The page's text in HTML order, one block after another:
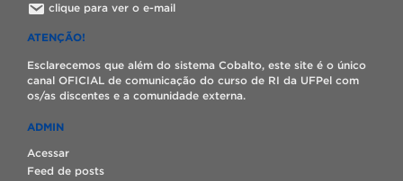
clique para ver o e-mail
ATENÇÃO!
Esclarecemos que além do sistema Cobalto, este site é o único
canal OFICIAL de comunicação do curso de RI da UFPel com
os/as discentes e a comunidade externa.
ADMIN
Acessar
Feed de posts